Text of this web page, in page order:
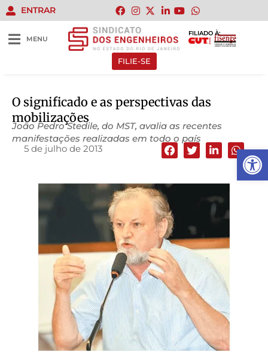
Abrir
ENTRAR
MENU
FILIADO À:
FILIE-SE
O significado e as perspectivas das
mobilizações
João Pedro Stedile, do MST, avalia as recentes
manifestações realizadas em todo o país
5 de julho de 2013